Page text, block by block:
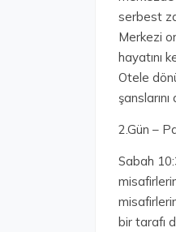
serbest
Merkezi
hayatını
Otele
2.Gün –
Sabah
bir tarafı